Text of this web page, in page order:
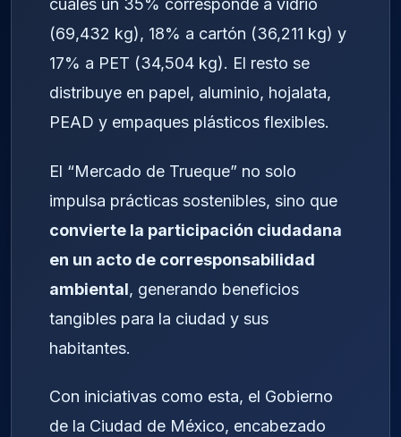
cuales un 35% corresponde a vidrio
(69,432 kg), 18% a cartón (36,211 kg) y
17% a PET (34,504 kg). El resto se
distribuye en papel, aluminio, hojalata,
PEAD y empaques plásticos flexibles.
El “Mercado de Trueque” no solo
impulsa prácticas sostenibles, sino que
convierte la participación ciudadana
en un acto de corresponsabilidad
ambiental, generando beneficios
tangibles para la ciudad y sus
habitantes.
Con iniciativas como esta, el Gobierno
de la Ciudad de México, encabezado